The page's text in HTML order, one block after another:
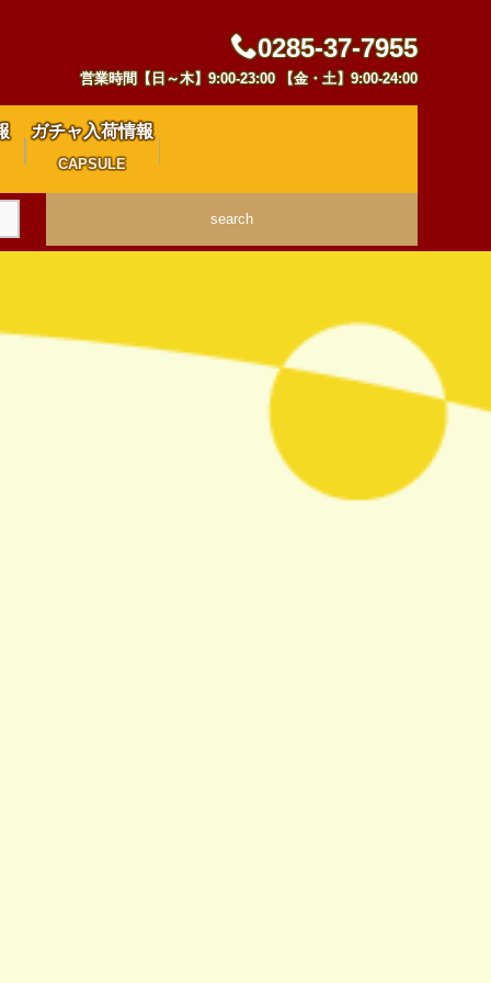
0285-37-7955
営業時間【日～木】9:00-23:00 【金・土】9:00-24:00
ガチャ入荷情報
CAPSULE
search